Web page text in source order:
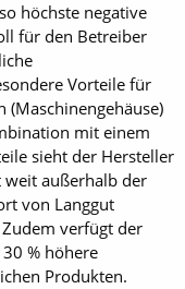
höchste negative
für den Betreiber
Vorteile für
(Maschinengehäuse)
mit einem
sieht der Hersteller
weit außerhalb der
von Langgut
verfügt der
% höhere
Produkten.